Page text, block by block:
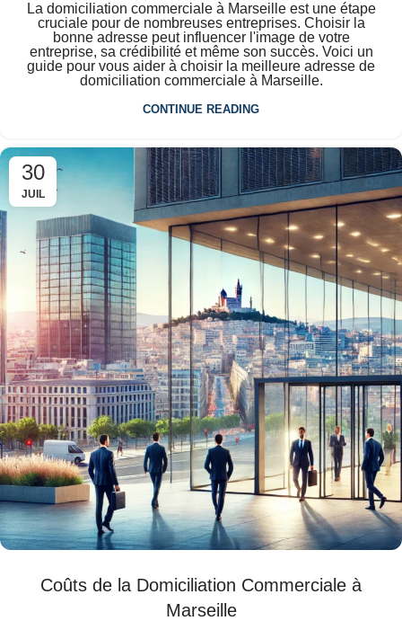
La domiciliation commerciale à Marseille est une étape
cruciale pour de nombreuses entreprises. Choisir la
bonne adresse peut influencer l'image de votre
entreprise, sa crédibilité et même son succès. Voici un
guide pour vous aider à choisir la meilleure adresse de
domiciliation commerciale à Marseille.
CONTINUE READING
30
JUIL
Coûts de la Domiciliation Commerciale à
Marseille